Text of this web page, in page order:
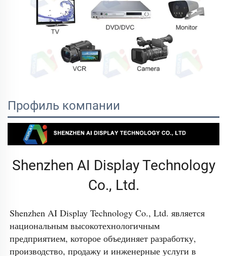
Профиль компании
Shenzhen AI Display Technology
Co., Ltd.
Shenzhen AI Display Technology Co., Ltd. является
национальным высокотехнологичным
предприятием, которое объединяет разработку,
производство, продажу и инженерные услуги в